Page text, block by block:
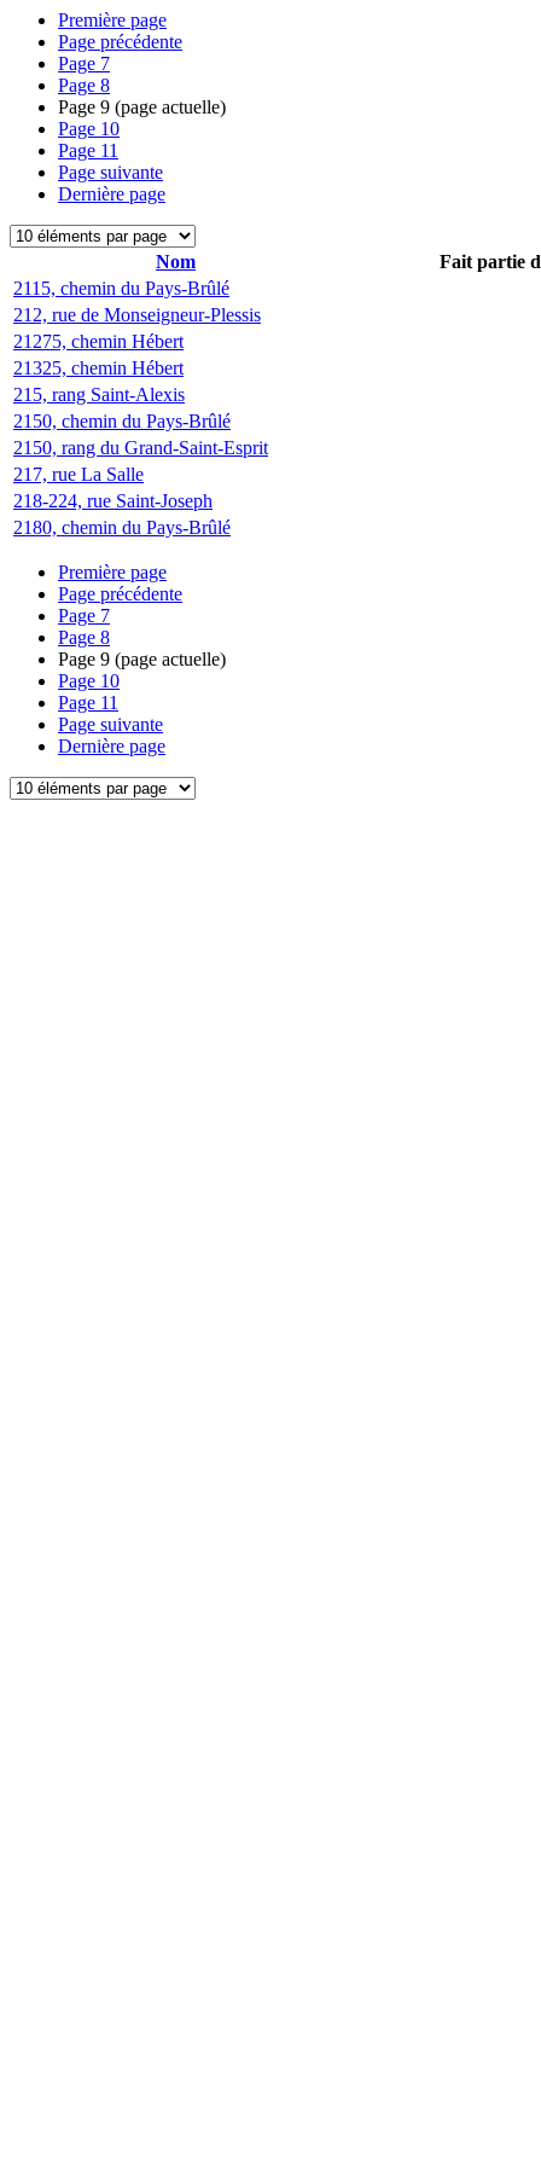
Première page
Page précédente
Page 7
Page 8
Page 9 (page actuelle)
Page 10
Page 11
Page suivante
Dernière page
Nom
Fait partie
2115, chemin du Pays-Brûlé
212, rue de Monseigneur-Plessis
21275, chemin Hébert
21325, chemin Hébert
215, rang Saint-Alexis
2150, chemin du Pays-Brûlé
2150, rang du Grand-Saint-Esprit
217, rue La Salle
218-224, rue Saint-Joseph
2180, chemin du Pays-Brûlé
Première page
Page précédente
Page 7
Page 8
Page 9 (page actuelle)
Page 10
Page 11
Page suivante
Dernière page